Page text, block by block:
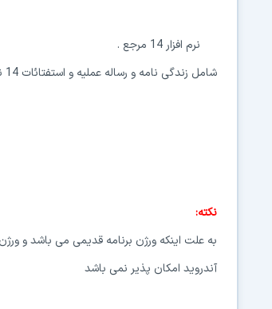
نرم افزار 14 مرجع .
شامل زندگی نامه و رساله عملیه و استفتائات 14 نفر از مراجع عظام تقلید.
نکته:
به علت اینکه ورژن برنامه قدیمی می باشد و
آندروید امکان پذیر نمی باشد